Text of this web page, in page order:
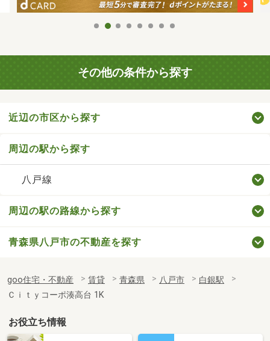
その他の条件から探す
近辺の市区から探す
周辺の駅から探す
八戸線
周辺の駅の路線から探す
青森県八戸市の不動産を探す
goo住宅・不動産 賃貸 青森県 八戸市
白銀駅
Ｃｉｔｙコーポ湊高台 1K
お役立ち情報